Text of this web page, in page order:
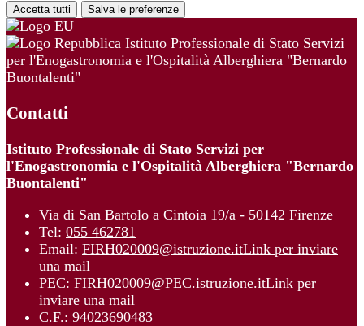
Accetta tutti Salva le preferenze
Istituto Professionale di Stato Servizi
per l'Enogastronomia e l'Ospitalità Alberghiera "Bernardo
Buontalenti"
Contatti
Istituto Professionale di Stato Servizi per
l'Enogastronomia e l'Ospitalità Alberghiera "Bernardo
Buontalenti"
Via di San Bartolo a Cintoia 19/a - 50142 Firenze
Tel: 055 462781
Email: FIRH020009@istruzione.itLink per inviare
una mail
PEC: FIRH020009@PEC.istruzione.itLink per
inviare una mail
C.F.: 94023690483